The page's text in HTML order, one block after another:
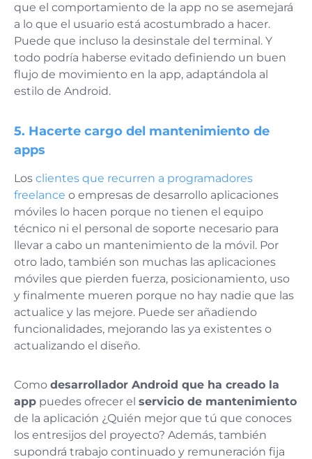
que el comportamiento de la app no se asemejará
a lo que el usuario está acostumbrado a hacer.
Puede que incluso la desinstale del terminal. Y
todo podría haberse evitado definiendo un buen
flujo de movimiento en la app, adaptándola al
estilo de Android.
5. Hacerte cargo del mantenimiento de
apps
Los clientes que recurren a programadores
freelance o empresas de desarrollo aplicaciones
móviles lo hacen porque no tienen el equipo
técnico ni el personal de soporte necesario para
llevar a cabo un mantenimiento de la móvil. Por
otro lado, también son muchas las aplicaciones
móviles que pierden fuerza, posicionamiento, uso
y finalmente mueren porque no hay nadie que las
actualice y las mejore. Puede ser añadiendo
funcionalidades, mejorando las ya existentes o
actualizando el diseño.
Como desarrollador Android que ha creado la
app puedes ofrecer el servicio de mantenimiento
de la aplicación ¿Quién mejor que tú que conoces
los entresijos del proyecto? Además, también
supondrá trabajo continuado y remuneración fija